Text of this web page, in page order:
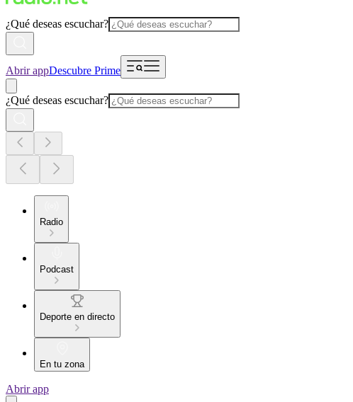
¿Qué deseas escuchar?
Abrir appDescubre Prime
¿Qué deseas escuchar?
Radio
Podcast
Deporte en directo
En tu zona
Abrir app